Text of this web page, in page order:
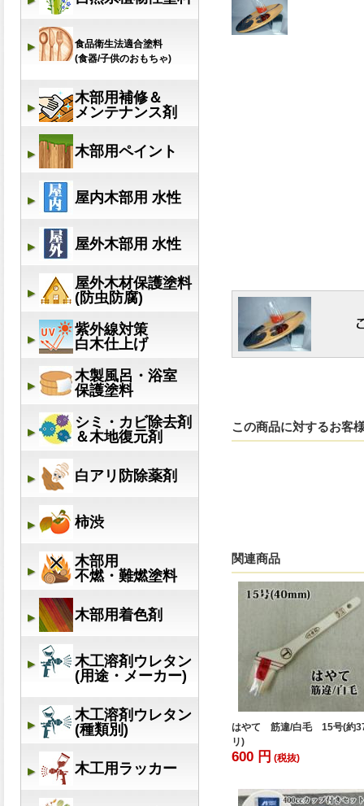
この商品に対するお客
関連商品
はやて 筋違/白毛 15号(約
リ)
600 円 (税抜)